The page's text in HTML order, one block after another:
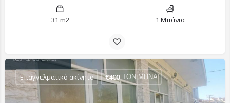
31 m2 1 Μπάνια
Επαγγελματικό ακίνητο €400 ΤΟΝ ΜΗΝΑ